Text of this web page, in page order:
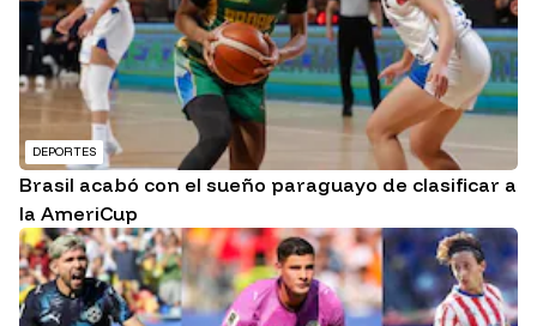
DEPORTES
Brasil acabó con el sueño paraguayo de clasificar a
la AmeriCup